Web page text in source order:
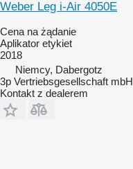
Weber Leg i-Air 4050E
Cena na żądanie
Aplikator etykiet
2018
Niemcy, Dabergotz
3p Vertriebsgesellschaft mbH
Kontakt z dealerem